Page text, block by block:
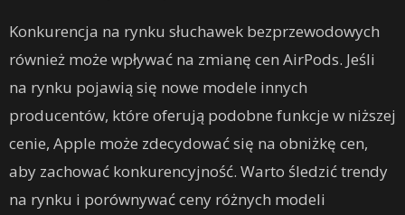
Konkurencja na rynku słuchawek bezprzewodowych
również może wpływać na zmianę cen AirPods. Jeśli
na rynku pojawią się nowe modele innych
producentów, które oferują podobne funkcje w niższej
cenie, Apple może zdecydować się na obniżkę cen,
aby zachować konkurencyjność. Warto śledzić trendy
na rynku i porównywać ceny różnych modeli